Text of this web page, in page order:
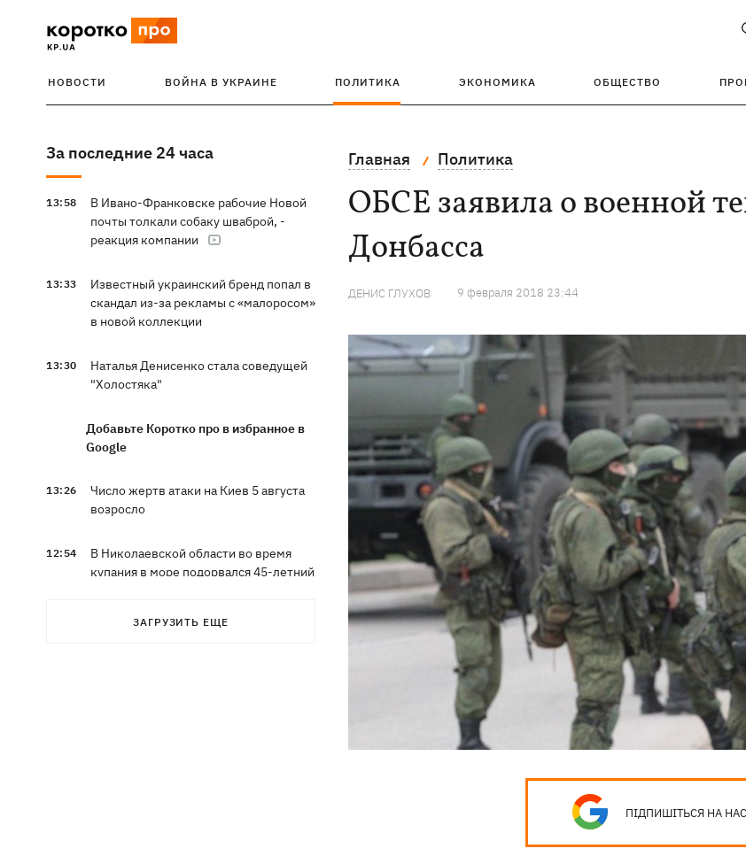
НОВОСТИ ВОЙНА В УКРАИНЕ ПОЛИТИКА ЭКОНОМИКА ОБЩЕСТВО
За последние 24 часа
13:58
В Ивано-Франковске рабочие Новой
почты толкали собаку шваброй, -
реакция компании
13:33
Известный украинский бренд попал в
скандал из-за рекламы с «малоросом»
в новой коллекции
13:30
Наталья Денисенко стала соведущей
"Холостяка"
Добавьте Коротко про в избранное в
Google
13:26
Число жертв атаки на Киев 5 августа
возросло
12:54
В Николаевской области во время
купания в море подорвался 45-летний
ЗАГРУЗИТЬ ЕЩЕ
Главная Политика
ОБСЕ заявила о военной
Донбасса
ДЕНИС ГЛУХОВ 9 февраля 2018 23:44
ПІДПИШІТЬСЯ НА НАС